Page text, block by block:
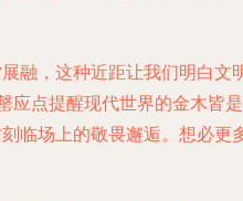
融，这种近距让我们明白
点提醒现代世界的金木皆
临场上的敬畏邂逅。想必